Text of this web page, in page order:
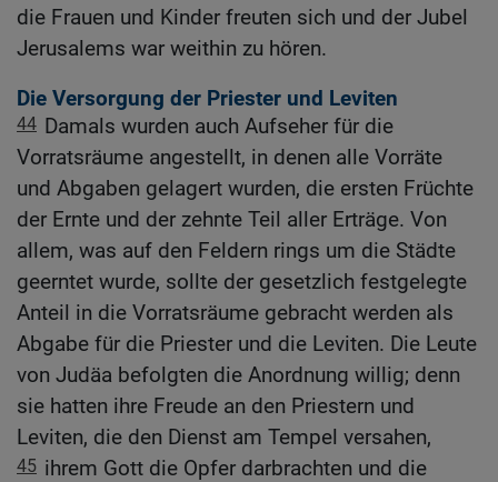
die Frauen und Kinder freuten sich und der Jubel
Jerusalems war weithin zu hören.
Die Versorgung der Priester und Leviten
44 Damals wurden auch Aufseher für die
Vorratsräume angestellt, in denen alle Vorräte
und Abgaben gelagert wurden, die ersten Früchte
der Ernte und der zehnte Teil aller Erträge. Von
allem, was auf den Feldern rings um die Städte
geerntet wurde, sollte der gesetzlich festgelegte
Anteil in die Vorratsräume gebracht werden als
Abgabe für die Priester und die Leviten. Die Leute
von Judäa befolgten die Anordnung willig; denn
sie hatten ihre Freude an den Priestern und
Leviten, die den Dienst am Tempel versahen,
45 ihrem Gott die Opfer darbrachten und die